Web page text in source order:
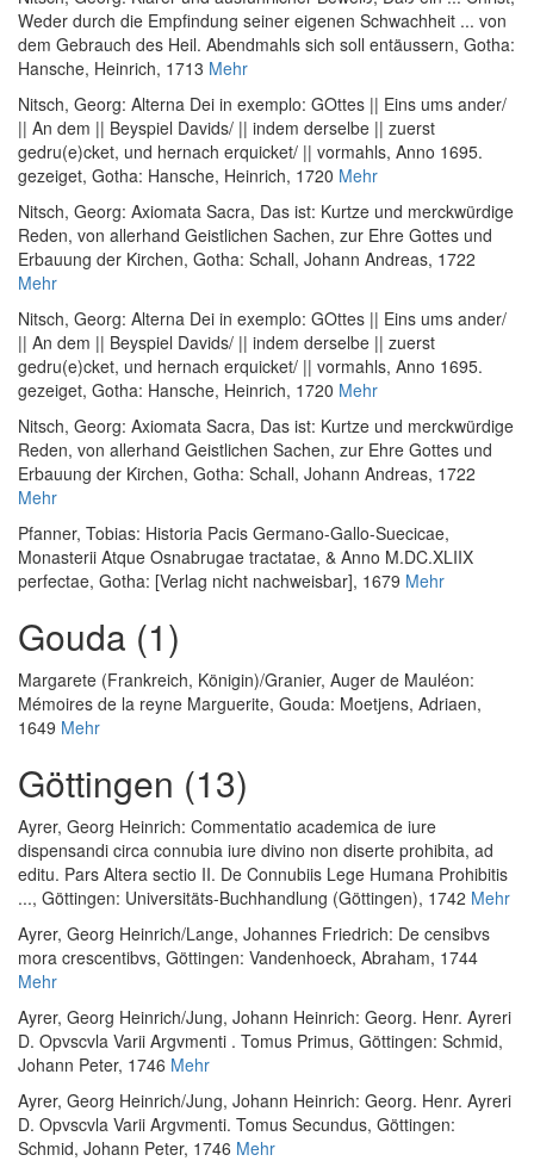
Weder durch die Empfindung seiner eigenen Schwachheit ... von
dem Gebrauch des Heil. Abendmahls sich soll entäussern, Gotha:
Hansche, Heinrich, 1713 Mehr
Nitsch, Georg: Alterna Dei in exemplo: GOttes || Eins ums ander/
|| An dem || Beyspiel Davids/ || indem derselbe || zuerst
gedru(e)cket, und hernach erquicket/ || vormahls, Anno 1695.
gezeiget, Gotha: Hansche, Heinrich, 1720 Mehr
Nitsch, Georg: Axiomata Sacra, Das ist: Kurtze und merckwürdige
Reden, von allerhand Geistlichen Sachen, zur Ehre Gottes und
Erbauung der Kirchen, Gotha: Schall, Johann Andreas, 1722
Mehr
Nitsch, Georg: Alterna Dei in exemplo: GOttes || Eins ums ander/
|| An dem || Beyspiel Davids/ || indem derselbe || zuerst
gedru(e)cket, und hernach erquicket/ || vormahls, Anno 1695.
gezeiget, Gotha: Hansche, Heinrich, 1720 Mehr
Nitsch, Georg: Axiomata Sacra, Das ist: Kurtze und merckwürdige
Reden, von allerhand Geistlichen Sachen, zur Ehre Gottes und
Erbauung der Kirchen, Gotha: Schall, Johann Andreas, 1722
Mehr
Pfanner, Tobias: Historia Pacis Germano-Gallo-Suecicae,
Monasterii Atque Osnabrugae tractatae, & Anno M.DC.XLIIX
perfectae, Gotha: [Verlag nicht nachweisbar], 1679 Mehr
Gouda (1)
Margarete (Frankreich, Königin)/Granier, Auger de Mauléon:
Mémoires de la reyne Marguerite, Gouda: Moetjens, Adriaen,
1649 Mehr
Göttingen (13)
Ayrer, Georg Heinrich: Commentatio academica de iure
dispensandi circa connubia iure divino non diserte prohibita, ad
editu. Pars Altera sectio II. De Connubiis Lege Humana Prohibitis
..., Göttingen: Universitäts-Buchhandlung (Göttingen), 1742 Mehr
Ayrer, Georg Heinrich/Lange, Johannes Friedrich: De censibvs
mora crescentibvs, Göttingen: Vandenhoeck, Abraham, 1744
Mehr
Ayrer, Georg Heinrich/Jung, Johann Heinrich: Georg. Henr. Ayreri
D. Opvscvla Varii Argvmenti . Tomus Primus, Göttingen: Schmid,
Johann Peter, 1746 Mehr
Ayrer, Georg Heinrich/Jung, Johann Heinrich: Georg. Henr. Ayreri
D. Opvscvla Varii Argvmenti. Tomus Secundus, Göttingen:
Schmid, Johann Peter, 1746 Mehr